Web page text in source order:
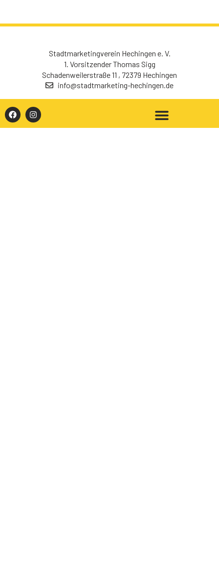
Stadtmarketingverein Hechingen e. V.
1. Vorsitzender Thomas Sigg
Schadenweilerstraße 11 , 72379 Hechingen
info@stadtmarketing-hechingen.de